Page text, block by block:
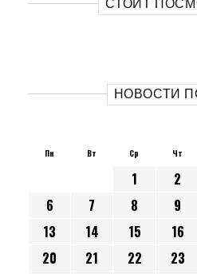
СТОИТ
НОВОСТИ
Пн Вт Ср Чт
1 2
6
7 8 9
13
14 15 16
20
21 22 23